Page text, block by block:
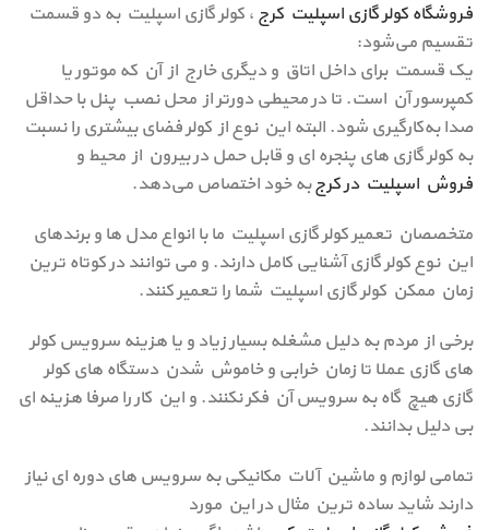
فروشگاه کولر گازی اسپلیت کرج ، کولر گازی اسپلیت به دو قسمت
تقسیم می‌شود:
یک قسمت برای داخل اتاق و دیگری خارج از آن که موتور یا
کمپرسور آن است. تا در محیطی دورتر از محل نصب پنل با حداقل
صدا به‌کارگیری شود. البته این نوع از کولر فضای بیشتری را نسبت
به کولر گازی های پنجره ای و قابل حمل در بیرون از محیط و
فروش اسپلیت در کرجبه خود اختصاص می‌دهد.
متخصصان تعمیر کولر گازی اسپلیت ما با انواع مدل ها و برندهای
این نوع کولر گازی آشنایی کامل دارند. و می توانند در کوتاه ترین
زمان ممکن کولر گازی اسپلیت شما را تعمیر کنند.
برخی از مردم به دلیل مشغله بسیار زیاد و یا هزینه سرویس كولر
های گازی عملا تا زمان خرابی و خاموش شدن دستگاه های كولر
گازی هیچ گاه به سرویس آن فكر نكنند. و این كار را صرفا هزینه ای
بی دلیل بدانند.
تمامی لوازم و ماشین آلات مكانیكی به سرویس های دوره ای نیاز
دارند شاید ساده ترین مثال در این مورد